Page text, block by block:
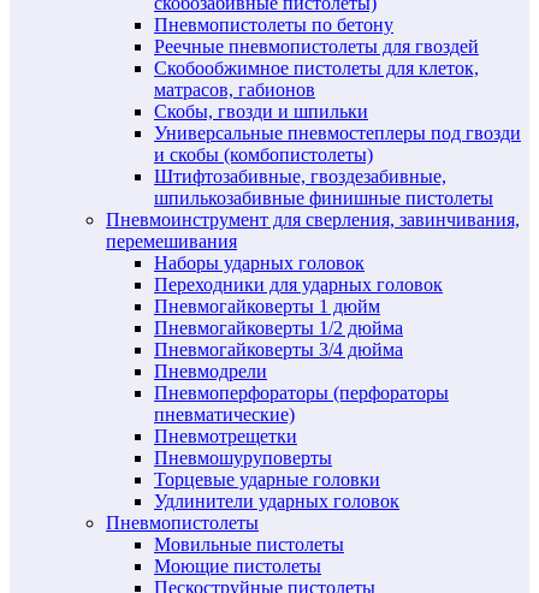
Пневмопистолеты по бетону
Реечные пневмопистолеты для гвоздей
Скобообжимное пистолеты для клеток,
матрасов, габионов
Скобы, гвозди и шпильки
Универсальные пневмостеплеры под гвозди
и скобы (комбопистолеты)
Штифтозабивные, гвоздезабивные,
шпилькозабивные финишные пистолеты
Пневмоинструмент для сверления, завинчивания,
перемешивания
Наборы ударных головок
Переходники для ударных головок
Пневмогайковерты 1 дюйм
Пневмогайковерты 1/2 дюйма
Пневмогайковерты 3/4 дюйма
Пневмодрели
Пневмоперфораторы (перфораторы
пневматические)
Пневмотрещетки
Пневмошуруповерты
Торцевые ударные головки
Удлинители ударных головок
Пневмопистолеты
Мовильные пистолеты
Моющие пистолеты
Пескоструйные пистолеты